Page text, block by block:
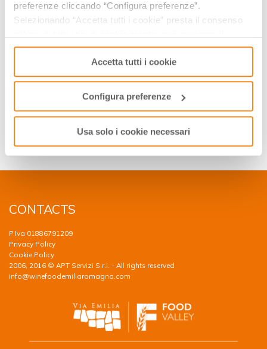
preferenze cliccando “Configura preferenze”.
Selezionando “Accetta tutti i cookie” presta il consenso
consenso cliccando su “Usa solo i cookie necessari” e
saranno attivati i soli cookie tecnici necessari al corretto
funzionamento del sito.
Accetta tutti i cookie
Configura preferenze
Usa solo i cookie necessari
Data inizio: Saturday, November 4, 2017
Data fine:Sunday, November 26, 2017
Ingresso libero
Telefono:+39 0542 25413
info@stradaviniesapori.it
www.baccanaleimola.it
CONTACTS
P.Iva 01886791209
Privacy Policy
Cookie Policy
2006, 2016 © APT Servizi S.r.l. - All rights reserved
info@winefoodemiliaromagna.com